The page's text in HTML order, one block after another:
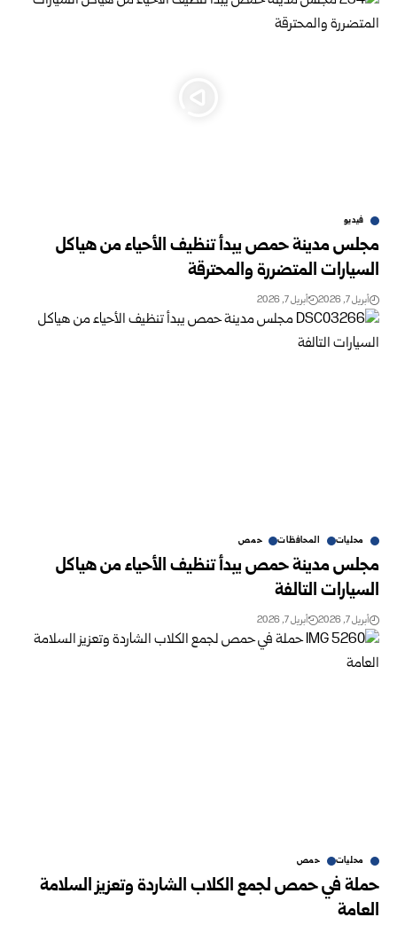
فيديو
مجلس مدينة حمص يبدأ تنظيف الأحياء من هياكل
السيارات المتضررة والمحترقة
أبريل 7, 2026 أبريل 7, 2026
محليات المحافظات حمص
مجلس مدينة حمص يبدأ تنظيف الأحياء من هياكل
السيارات التالفة
أبريل 7, 2026 أبريل 7, 2026
محليات حمص
حملة في حمص لجمع الكلاب الشاردة وتعزيز السلامة
العامة